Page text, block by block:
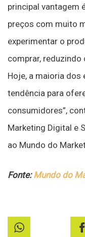
principal vantagem
preços com muito
experimentar o
comprar, reduzindo
Hoje, a maioria
tendência para
consumidores”,
Marketing Digital e
ao Mundo do
Fonte:Mundo do